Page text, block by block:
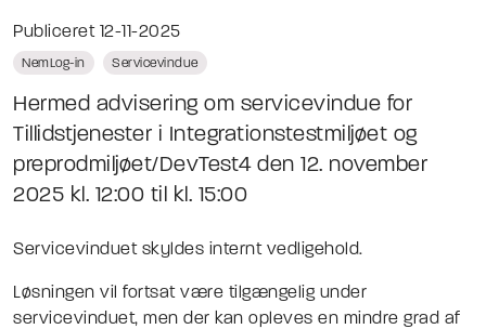
Publiceret 12-11-2025
NemLog-in Servicevindue
Hermed advisering om servicevindue for
Tillidstjenester i Integrationstestmiljøet og
preprodmiljøet/DevTest4 den 12. november
2025 kl. 12:00 til kl. 15:00
Servicevinduet skyldes internt vedligehold.
Løsningen vil fortsat være tilgængelig under
servicevinduet, men der kan opleves en mindre grad af